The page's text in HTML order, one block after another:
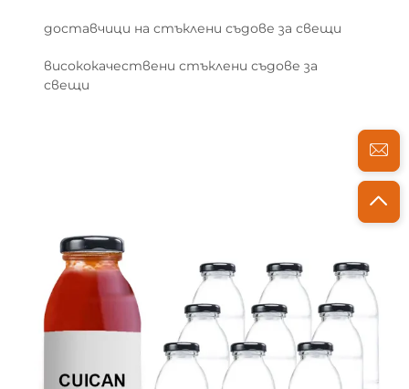
доставчици на стъклени съдове за свещи
висококачествени стъклени съдове за
свещи